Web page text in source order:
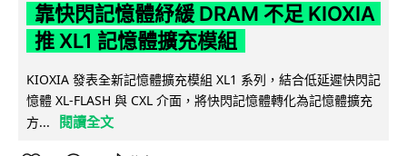
靠快閃記憶體紓緩 DRAM 不足 KIOXIA
推 XL1 記憶體擴充模組
KIOXIA 發表全新記憶體擴充模組 XL1 系列，結合低延遲快閃記
憶體 XL-FLASH 與 CXL 介面，將快閃記憶體轉化為記憶體擴充
方...
閱讀全文